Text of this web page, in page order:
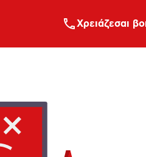
Xρειάζεσαι